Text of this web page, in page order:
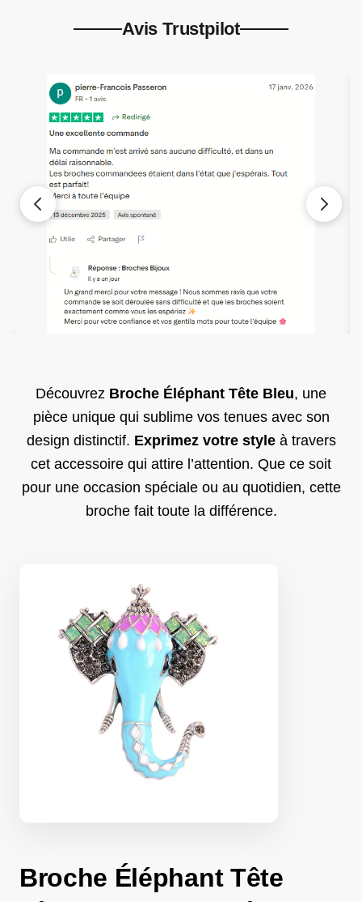
Avis Trustpilot
Découvrez Broche Éléphant Tête Bleu, une
pièce unique qui sublime vos tenues avec son
design distinctif. Exprimez votre styleà travers
cet accessoire qui attire l’attention. Que ce soit
pour une occasion spéciale ou au quotidien, cette
broche fait toute la différence.
Broche Éléphant Tête